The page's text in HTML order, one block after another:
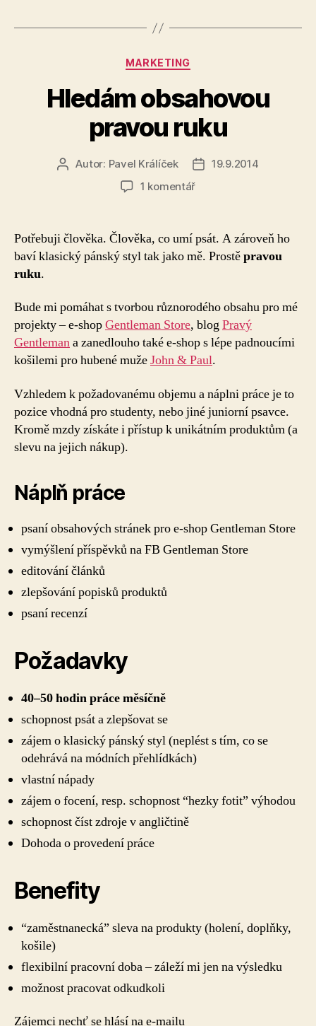
Rubriky
MARKETING
Hledám obsahovou
pravou ruku
AutorAutor: Pavel Králíček
Datum
19.9.2014
1 komentářu
názvem
Hledám
obsahovou
Potřebuji člověka. Člověka, co umí psát. A zároveň ho
baví klasický pánský styl tak jako mě. Prostěpravou
ruku.
Bude mi pomáhat s tvorbou různorodého obsahu pro mé
projekty – e-shopGentleman Store, blogPravý
Gentlemana zanedlouho také e-shop s lépe padnoucími
košilemi pro hubené mužeJohn & Paul.
Vzhledem k požadovanému objemu a náplni práce je to
pozice vhodná pro studenty, nebo jiné juniorní psavce.
Kromě mzdy získáte i přístup k unikátním produktům (a
slevu na jejich nákup).
Náplň práce
psaní obsahových stránek pro e-shop Gentleman Store
vymýšlení příspěvků na FB Gentleman Store
editování článků
zlepšování popisků produktů
psaní recenzí
Požadavky
40–50 hodin práce měsíčně
schopnost psát a zlepšovat se
zájem o klasický pánský styl (neplést s tím, co se
odehrává na módních přehlídkách)
vlastní nápady
zájem o focení, resp. schopnost “hezky fotit” výhodou
schopnost číst zdroje v angličtině
Dohoda o provedení práce
Benefity
“zaměstnanecká” sleva na produkty (holení, doplňky,
košile)
flexibilní pracovní doba – záleží mi jen na výsledku
možnost pracovat odkudkoli
Zájemci nechť se hlásí na e-mailu